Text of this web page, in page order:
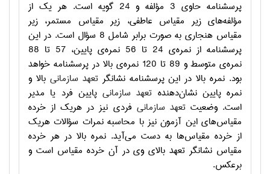
پرسشنامه حاوي 3 مؤلفه و 24 گویه است. هر یک از
مؤلفه‌های زیر مقیاس عاطفی، زیر مقیاس مستمر، زیر
مقیاس هنجاری به صورت برابر شامل 8 سؤال است. در این
پرسشنامه از نمره‌ی 24 تا 56 نمره‌ی پایین، 57 تا 88
نمره‌ی متوسط و 89 تا 120 نمره‌ی بالا در پرسشنامه خواهد
بود. نمره بالا در این پرسشنامه نشانگرتعهد سازمانی بالا و
نمره پایین نشان‌دهنده تعهد سازمانی پایین فرد یا مدیر
است. وضعیتتعهد سازمانی فردی نیز در هریک از خرده
مقیاس‌های این آزمون نیز با محاسبه نمرات سؤالات هریک
از خرده مقیاس‌ها به دست می‌آید. نمره بالا در هر خرده
مقیاس نشانگر تعهد بالای وي در آن خرده مقیاس است و
برعکس.